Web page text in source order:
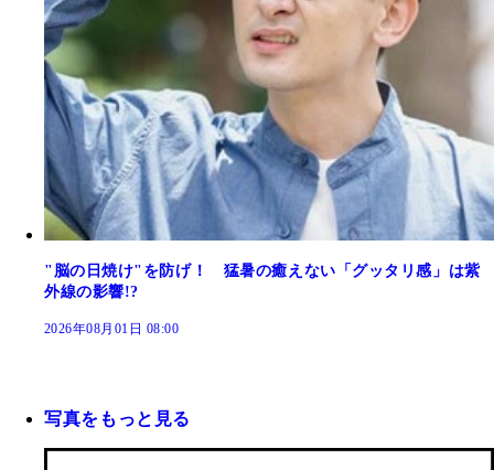
"脳の日焼け"を防げ！ 猛暑の癒えない「グッタリ感」は紫
外線の影響!?
2026年08月01日 08:00
写真をもっと見る